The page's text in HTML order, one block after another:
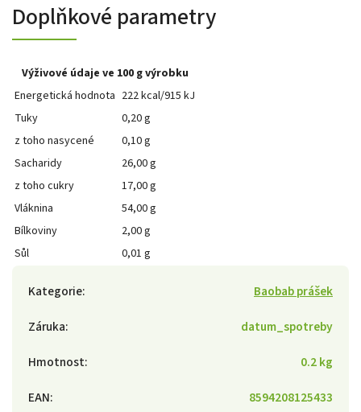
Doplňkové parametry
Výživové údaje ve 100 g výrobku
Energetická hodnota 222 kcal/915 kJ
Tuky
0,20 g
z toho nasycené
0,10 g
Sacharidy
26,00 g
z toho cukry
17,00 g
Vláknina
54,00 g
Bílkoviny
2,00 g
Sůl
0,01 g
Kategorie:
Baobab prášek
Záruka:
datum_spotreby
Hmotnost:
0.2 kg
EAN:
8594208125433